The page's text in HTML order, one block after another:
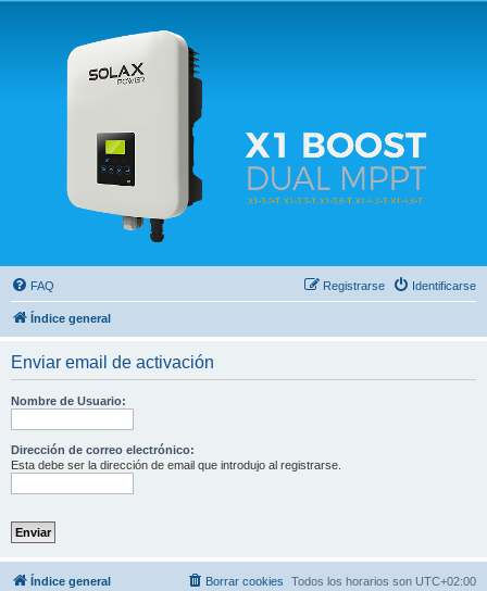
Solax FAQ
Lugar para intercambiar dudas sobre inversores solares Solax y temas relacionados.
FAQ Identificarse
Registrarse
Índice general
Enviar email de activación
Nombre de Usuario:
Dirección de correo electrónico:
Esta debe ser la dirección de email que introdujo al registrarse.
Índice general Todos los horarios son UTC+02:00
Borrar cookies